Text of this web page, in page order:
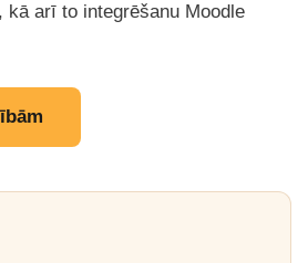
kā arī to integrēšanu Moodle